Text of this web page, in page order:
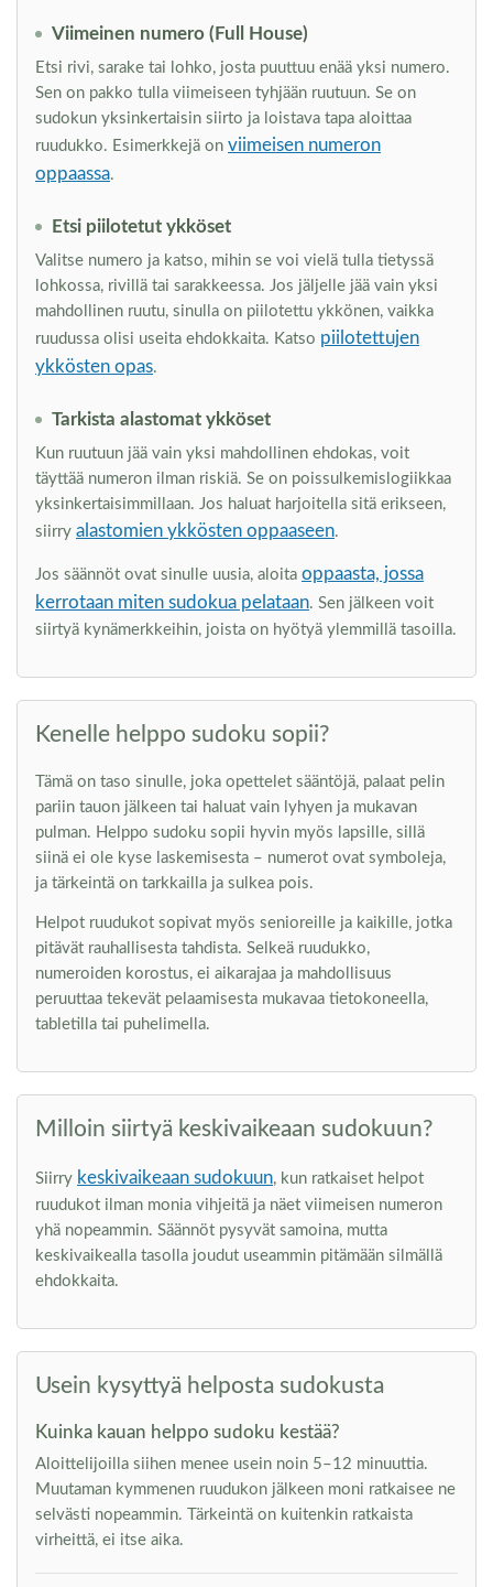
Viimeinen numero (Full House)
Etsi rivi, sarake tai lohko, josta puuttuu enää yksi numero.
Sen on pakko tulla viimeiseen tyhjään ruutuun. Se on
sudokun yksinkertaisin siirto ja loistava tapa aloittaa
ruudukko. Esimerkkejä on viimeisen numeron
oppaassa.
Etsi piilotetut ykköset
Valitse numero ja katso, mihin se voi vielä tulla tietyssä
lohkossa, rivillä tai sarakkeessa. Jos jäljelle jää vain yksi
mahdollinen ruutu, sinulla on piilotettu ykkönen, vaikka
ruudussa olisi useita ehdokkaita. Katso piilotettujen
ykkösten opas.
Tarkista alastomat ykköset
Kun ruutuun jää vain yksi mahdollinen ehdokas, voit
täyttää numeron ilman riskiä. Se on poissulkemislogiikkaa
yksinkertaisimmillaan. Jos haluat harjoitella sitä erikseen,
siirry alastomien ykkösten oppaaseen.
Jos säännöt ovat sinulle uusia, aloita oppaasta, jossa
kerrotaan miten sudokua pelataan. Sen jälkeen voit
siirtyä kynämerkkeihin, joista on hyötyä ylemmillä tasoilla.
Kenelle helppo sudoku sopii?
Tämä on taso sinulle, joka opettelet sääntöjä, palaat pelin
pariin tauon jälkeen tai haluat vain lyhyen ja mukavan
pulman. Helppo sudoku sopii hyvin myös lapsille, sillä
siinä ei ole kyse laskemisesta – numerot ovat symboleja,
ja tärkeintä on tarkkailla ja sulkea pois.
Helpot ruudukot sopivat myös senioreille ja kaikille, jotka
pitävät rauhallisesta tahdista. Selkeä ruudukko,
numeroiden korostus, ei aikarajaa ja mahdollisuus
peruuttaa tekevät pelaamisesta mukavaa tietokoneella,
tabletilla tai puhelimella.
Milloin siirtyä keskivaikeaan sudokuun?
Siirry keskivaikeaan sudokuun, kun ratkaiset helpot
ruudukot ilman monia vihjeitä ja näet viimeisen numeron
yhä nopeammin. Säännöt pysyvät samoina, mutta
keskivaikealla tasolla joudut useammin pitämään silmällä
ehdokkaita.
Usein kysyttyä helposta sudokusta
Kuinka kauan helppo sudoku kestää?
Aloittelijoilla siihen menee usein noin 5–12 minuuttia.
Muutaman kymmenen ruudukon jälkeen moni ratkaisee ne
selvästi nopeammin. Tärkeintä on kuitenkin ratkaista
virheittä, ei itse aika.